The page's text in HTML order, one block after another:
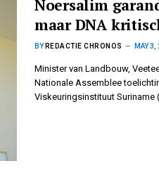
Noersalim
maar DNA
BY REDACTIE CHRONOS MAY 3,
Minister van Landbouw,
Nationale Assemblee
Viskeuringsinstituut Suriname